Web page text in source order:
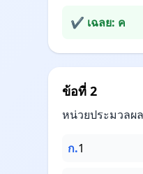
✔ เฉลย: ค
ข้อที่ 2
หน่วยประมวลผ
ก.1